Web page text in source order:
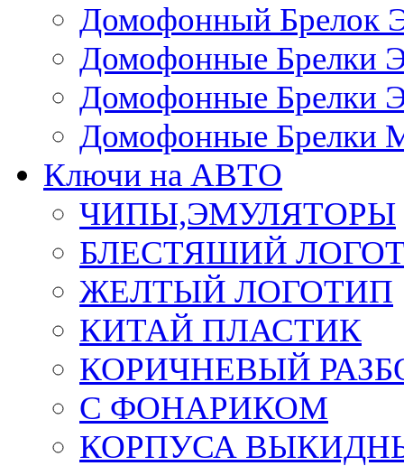
Домофонный Брелок
Домофонные Брелки
Домофонные Брелки
Домофонные Брелки
Ключи на АВТО
ЧИПЫ,ЭМУЛЯТОРЫ
БЛЕСТЯШИЙ
ЖЕЛТЫЙ ЛОГОТИП
КИТАЙ ПЛАСТИК
КОРИЧНЕВЫЙ
С ФОНАРИКОМ
КОРПУСА